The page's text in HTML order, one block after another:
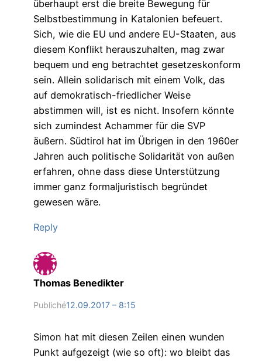
überhaupt erst die breite Bewegung für
Selbstbestimmung in Katalonien befeuert.
Sich, wie die EU und andere EU-Staaten, aus
diesem Konflikt herauszuhalten, mag zwar
bequem und eng betrachtet gesetzeskonform
sein. Allein solidarisch mit einem Volk, das
auf demokratisch-friedlicher Weise
abstimmen will, ist es nicht. Insofern könnte
sich zumindest Achammer für die SVP
äußern. Südtirol hat im Übrigen in den 1960er
Jahren auch politische Solidarität von außen
erfahren, ohne dass diese Unterstützung
immer ganz formaljuristisch begründet
gewesen wäre.
Reply
Thomas Benedikter
Publiché12.09.2017 – 8:15
Simon hat mit diesen Zeilen einen wunden
Punkt aufgezeigt (wie so oft): wo bleibt das